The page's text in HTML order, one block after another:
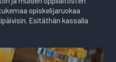
opiskelijaruokaa
Esitäthän kassalla